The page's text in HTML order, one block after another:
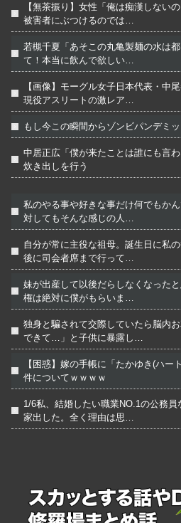
【無茶振り】女性「俺は痴漢しない
被害者にぶつけるのでは…
若槻千夏「あそこの丸亀製麺の水は
て！本当に飲んで欲しい…
【画像】モーグル女子日本代表・中
現役アスリートの激レア…
もし今この瞬間からゾンビパンデミ
中居正広「僕が来たことは誰にも言
炊き出しを行う
私のやる事や好きな事だけ何でもか
対してもそんな感じの人…
自分が常に主役な祖母。誕生日に私
後に司会者席まで行って…
妹が出産して以後だらしなくなった
権は絶対に僕がもらいま…
独身と騙されて交際していたら脳内
できて…」と子供に暴露し…
【困惑】嫁の手帳に「たかゆき(ハ
件についてｗｗｗｗ
1/6私、結婚したい職業NO.1の公務
家出した。全く理由は思…